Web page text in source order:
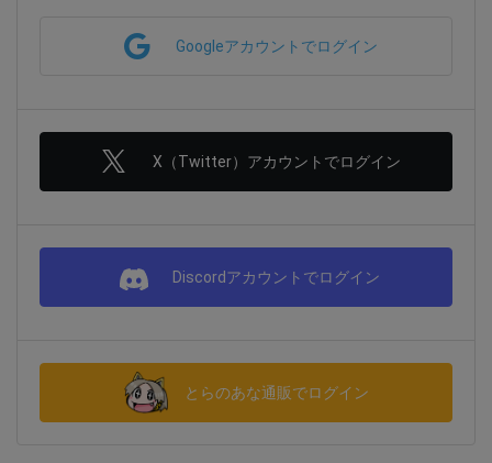
Googleアカウントでログイン
X（Twitter）アカウントでログイン
Discordアカウントでログイン
とらのあな通販でログイン